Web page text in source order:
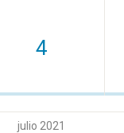
4
julio 2021